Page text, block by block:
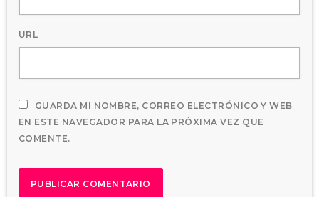
URL
GUARDA MI NOMBRE, CORREO ELECTRÓNICO Y WEB
EN ESTE NAVEGADOR PARA LA PRÓXIMA VEZ QUE
COMENTE.